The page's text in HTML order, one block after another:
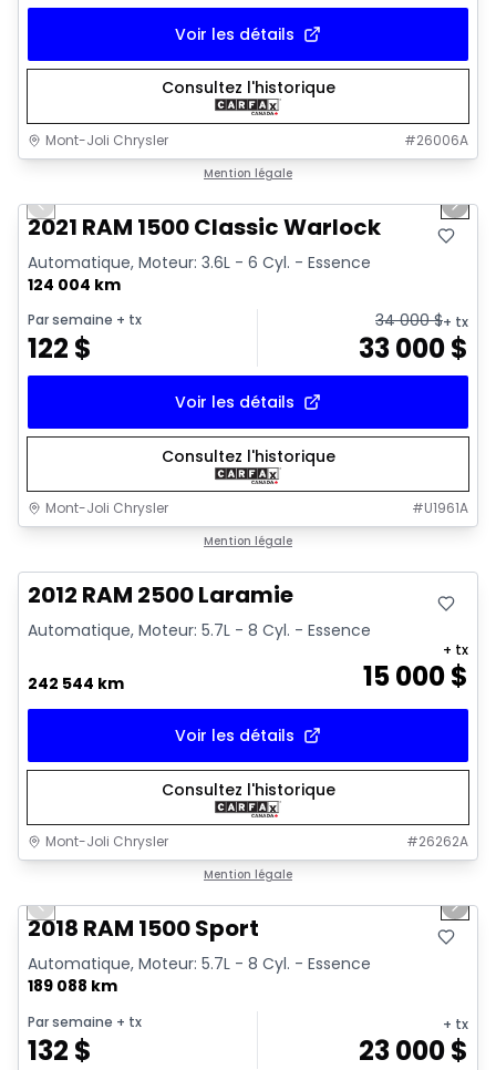
Voir les détails
Consultez l'historique
Mont-Joli Chrysler #26006A
Mention légale
Vidéo disponible
Previous slide Next
2021 RAM 1500 Classic Warlock
Automatique, Moteur: 3.6L - 6 Cyl. - Essence
124 004 km
Par semaine + tx
122 $
34 000$+ tx
33 000$
Voir les détails
Consultez l'historique
Mont-Joli Chrysler #U1961A
Mention légale
2012 RAM 2500 Laramie
Automatique, Moteur: 5.7L - 8 Cyl. - Essence
242 544 km 15 000$
+ tx
Voir les détails
Consultez l'historique
Mont-Joli Chrysler #26262A
Mention légale
Vidéo disponible
Previous slide Next
2018 RAM 1500 Sport
Automatique, Moteur: 5.7L - 8 Cyl. - Essence
189 088 km
Par semaine + tx
132 $
+ tx
23 000$